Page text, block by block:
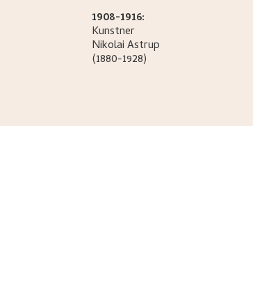
1908-1916:
Kunstner
NikolaiAstrup
(1880-1928)